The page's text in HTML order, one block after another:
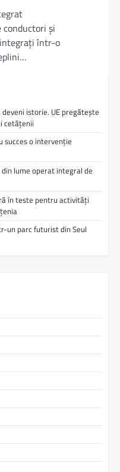
conductori și
într-o
istorie. UE pregătește
cetățenii
succes o intervenție
lume operat integral de
în teste pentru activități
un parc futurist din Seul